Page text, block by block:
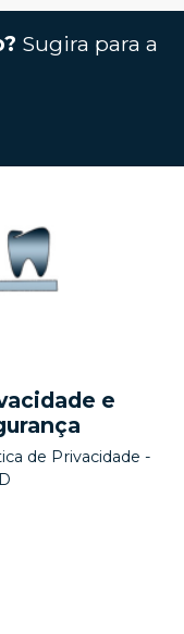
Sugira para a
e
de Privacidade -